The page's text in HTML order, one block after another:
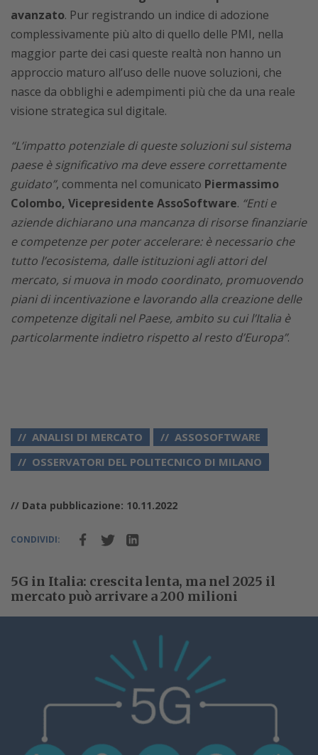
avanzato. Pur registrando un indice di adozione
complessivamente più alto di quello delle PMI, nella
maggior parte dei casi queste realtà non hanno un
approccio maturo all’uso delle nuove soluzioni, che
nasce da obblighi e adempimenti più che da una reale
visione strategica sul digitale.
“L’impatto potenziale di queste soluzioni sul sistema
paese è significativo ma deve essere correttamente
guidato”, commenta nel comunicato Piermassimo
Colombo, Vicepresidente AssoSoftware. “Enti e
aziende dichiarano una mancanza di risorse finanziarie
e competenze per poter accelerare: è necessario che
tutto l’ecosistema, dalle istituzioni agli attori del
mercato, si muova in modo coordinato, promuovendo
piani di incentivazione e lavorando alla creazione delle
competenze digitali nel Paese, ambito su cui l’Italia è
particolarmente indietro rispetto al resto d’Europa”.
ANALISI DI MERCATO
ASSOSOFTWARE
OSSERVATORI DEL POLITECNICO DI MILANO
// Data pubblicazione: 10.11.2022
CONDIVIDI:
5G in Italia: crescita lenta, ma nel 2025 il
mercato può arrivare a 200 milioni